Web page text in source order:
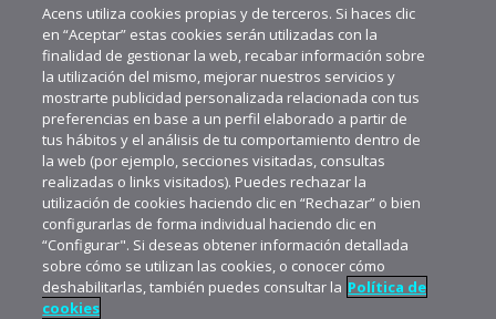
MÁS VIDEOS RECIENTES
Acens utiliza cookies propias y de terceros. Si haces clic
en “Aceptar” estas cookies serán utilizadas con la
finalidad de gestionar la web, recabar información sobre
la utilización del mismo, mejorar nuestros servicios y
mostrarte publicidad personalizada relacionada con tus
preferencias en base a un perfil elaborado a partir de
tus hábitos y el análisis de tu comportamiento dentro de
la web (por ejemplo, secciones visitadas, consultas
realizadas o links visitados). Puedes rechazar la
utilización de cookies haciendo clic en “Rechazar” o bien
configurarlas de forma individual haciendo clic en
“Configurar". Si deseas obtener información detallada
sobre cómo se utilizan las cookies, o conocer cómo
deshabilitarlas, también puedes consultar la Política de
cookies